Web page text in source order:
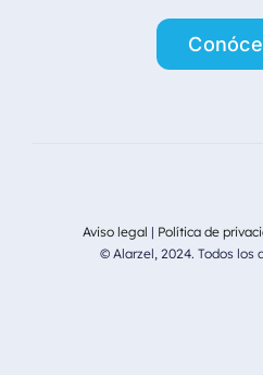
Aviso legal | Política de
© Alarzel, 2024. Todos los